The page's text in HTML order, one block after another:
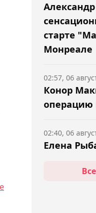
старте
Монреале
Конор
операцию
02:57, 06
Елена
победу
02:40, 06